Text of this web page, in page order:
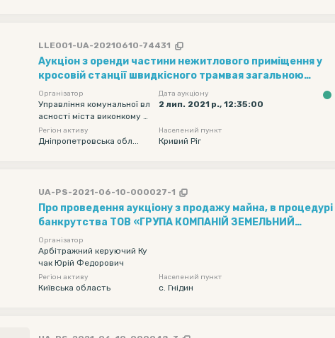
LLE001-UA-20210610-74431
Аукціон з оренди частини нежитлового приміщення у
кросовій станції швидкісного трамвая загальною
площею 6,0 кв. м, за адресою: м. Кривий Ріг,
Металургійний район, вул. Єсеніна, СШТ «Будинок Рад».
Організатор
Управління комунальної вл
асності міста виконкому К
риворізької міської ради
Дата аукціону
2 лип. 2021 р., 12:35:00
Регіон активу
Дніпропетровська обл...
Населений пункт
Кривий Ріг
UA-PS-2021-06-10-000027-1
Про проведення аукціону з продажу майна, в процедурі
банкрутства ТОВ «ГРУПА КОМПАНІЙ ЗЕМЕЛЬНИЙ
КАПІТАЛ», код ЄДРПОУ 35725718, порушеній
господарським судом м. Києва, справа №5011-15/11247-
2012
Організатор
Арбітражний керуючий Ку
чак Юрій Федорович
Регіон активу
Київська область
Населений пункт
с. Гнідин